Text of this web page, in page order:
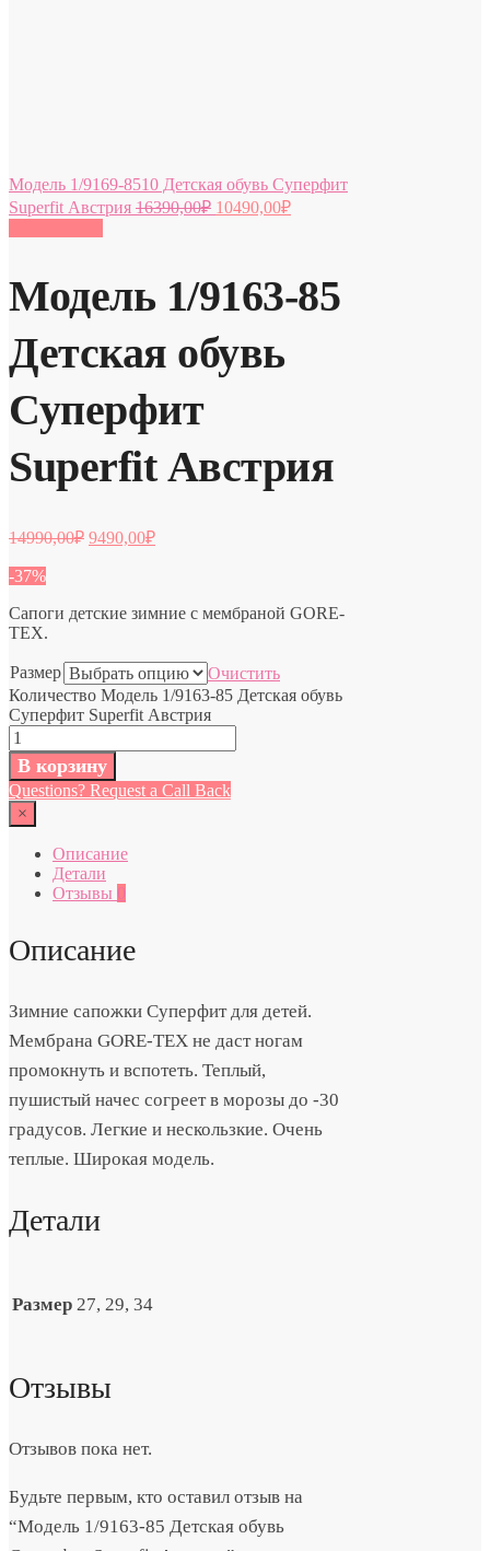
Модель 1/9169-8510 Детская обувь Суперфит
Superfit Австрия 16390,00₽ 10490,00₽
Модель 1/9163-85
Детская обувь
Суперфит
Superfit Австрия
14990,00₽ 9490,00₽
-37%
Сапоги детские зимние с мембраной GORE-
TEX.
Размер
Очистить
Количество Модель 1/9163-85 Детская обувь
Суперфит Superfit Австрия
В корзину
Questions? Request a Call Back
×
Описание
Детали
Отзывы 0
Описание
Зимние сапожки Суперфит для детей.
Мембрана GORE-TEX не даст ногам
промокнуть и вспотеть. Теплый,
пушистый начес согреет в морозы до -30
градусов. Легкие и нескользкие. Очень
теплые. Широкая модель.
Детали
Размер 27, 29, 34
Отзывы
Отзывов пока нет.
Будьте первым, кто оставил отзыв на
“Модель 1/9163-85 Детская обувь